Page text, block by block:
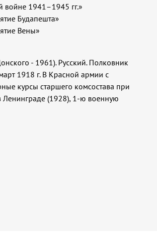
войне 1941–1945 гг.»
Будапешта»
Вены»
- 1961). Русский. Полковник
1918 г. В Красной армии с
курсы старшего комсостава при
Ленинграде (1928), 1-ю военную